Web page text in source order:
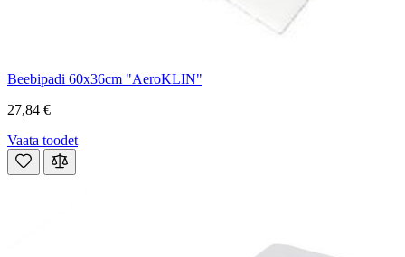
Beebipadi 60x36cm "AeroKLIN"
27,84 €
Vaata toodet